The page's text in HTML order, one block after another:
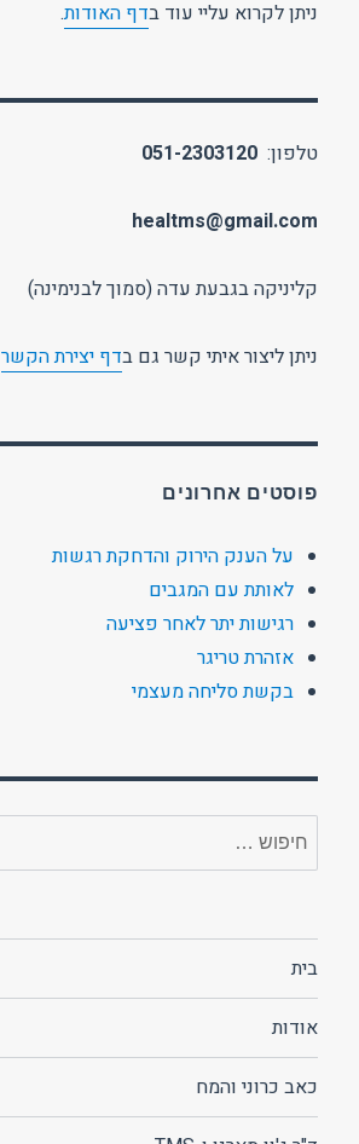
ניתן לקרוא עליי עוד בדף האודות.
טלפון:051-2303120
healtms@gmail.com
קליניקה בגבעת עדה (סמוך לבנימינה)
ניתן ליצור איתי קשר גם בדף יצירת הקשר
פוסטים אחרונים
על הענק הירוק והדחקת רגשות
לאותת עם המגבים
רגישות יתר לאחר פציעה
אזהרת טריגר
בקשת סליחה מעצמי
חפש:
בית
אודות
כאב כרוני והמח